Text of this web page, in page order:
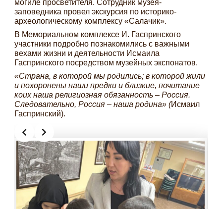
могиле просветителя. Сотрудник музея-
заповедника провел экскурсия по историко-
археологическому комплексу «Салачик».
В Мемориальном комплексе И. Гаспринского
участники подробно познакомились с важными
вехами жизни и деятельности Исмаила
Гаспринского посредством музейных экспонатов.
«Страна, в которой мы родились; в которой жили
и похоронены наши предки и близкие, почитание
коих наша религиозная обязанность – Россия.
Следовательно, Россия – наша родина» (Исмаил
Гаспринский).